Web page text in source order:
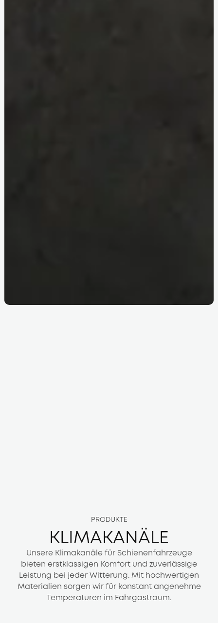
PRODUKTE
KLIMAKANÄLE
Unsere Klimakanäle für Schienenfahrzeuge
bieten erstklassigen Komfort und zuverlässige
Leistung bei jeder Witterung. Mit hochwertigen
Materialien sorgen wir für konstant angenehme
Temperaturen im Fahrgastraum.